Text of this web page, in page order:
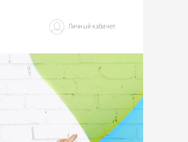
Личный кабинет